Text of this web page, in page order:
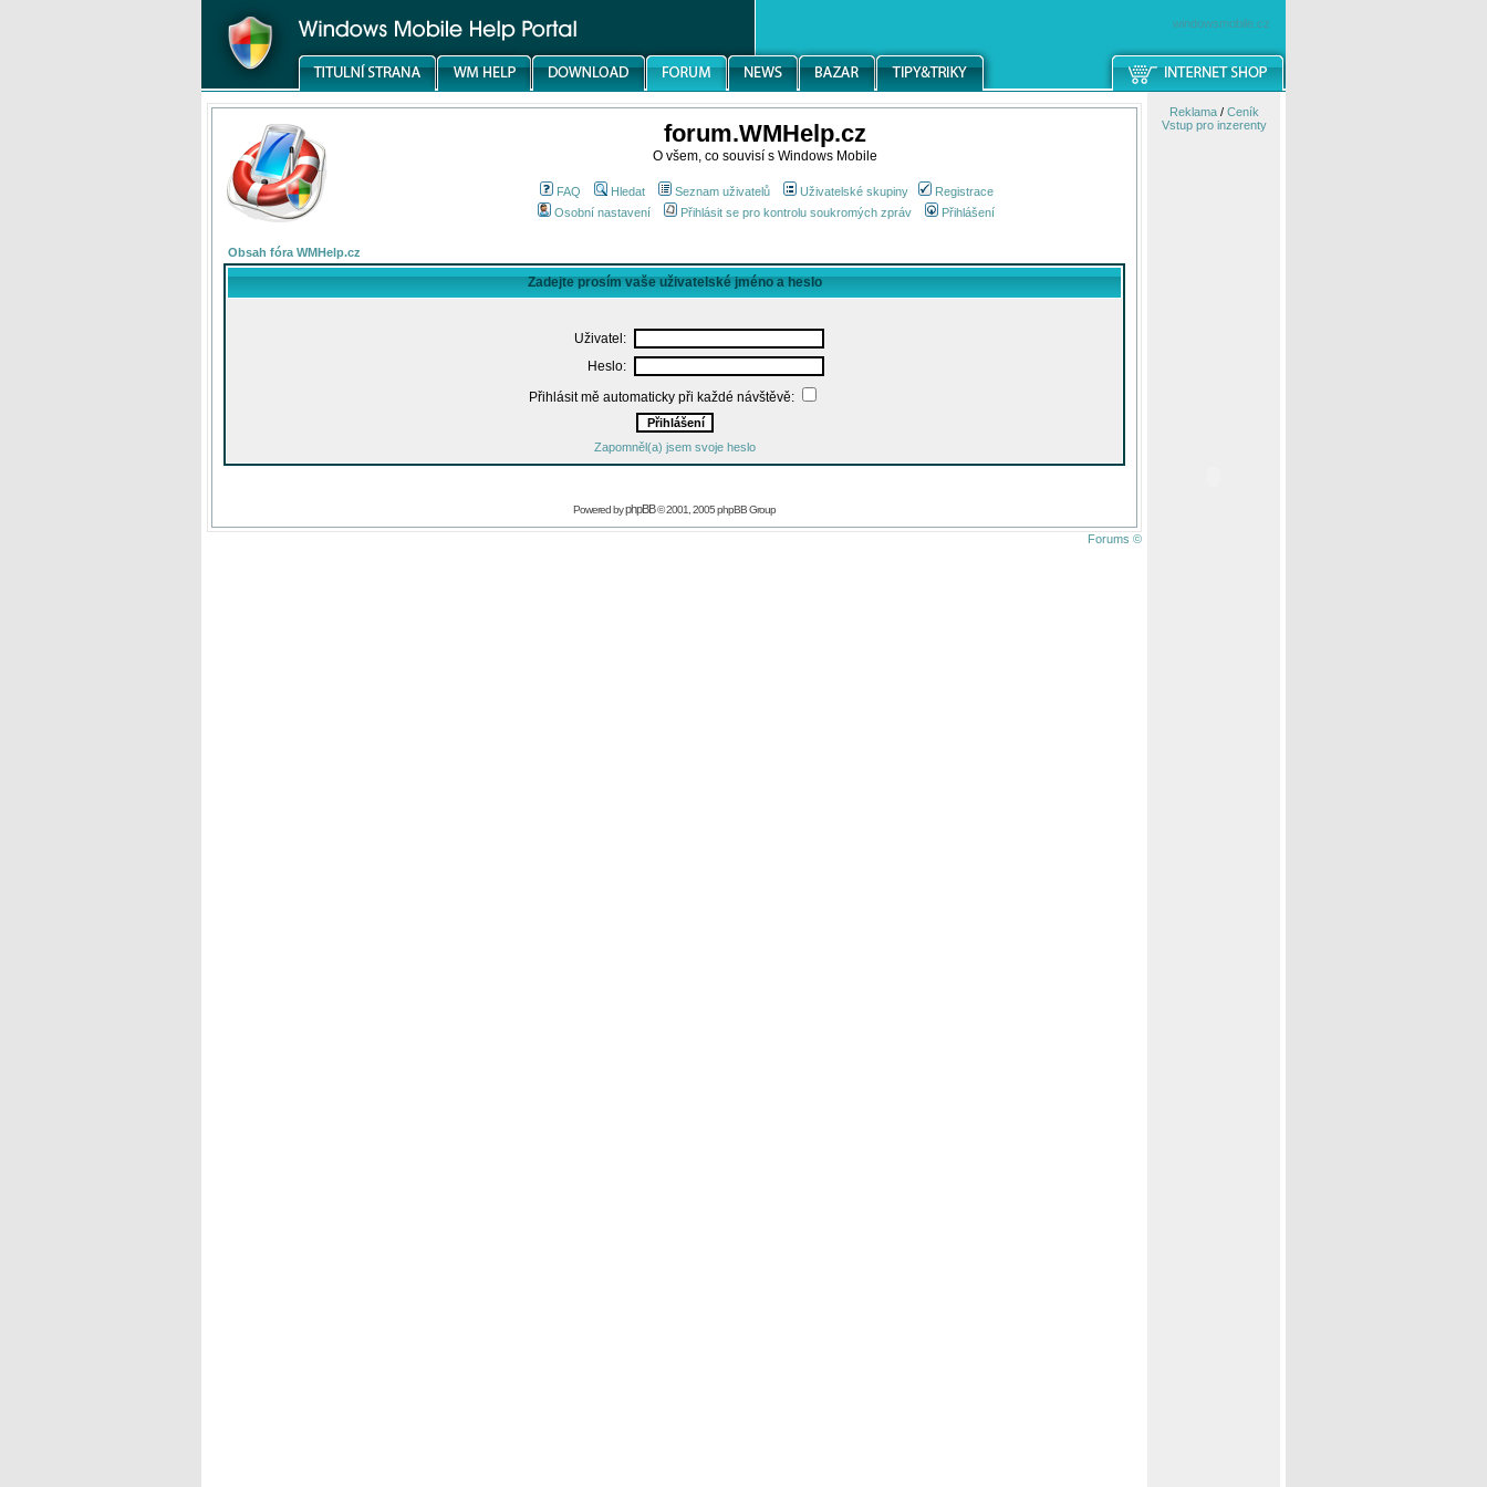
windowsmobile.cz
forum.WMHelp.cz
O všem, co souvisí s Windows Mobile
FAQ Hledat Seznam uživatelů Uživatelské skupiny
Registrace
Osobní nastavení
Přihlásit se pro kontrolu soukromých zpráv Přihlášení
Obsah fóra WMHelp.cz
Zadejte prosím vaše uživatelské jméno a heslo
Uživatel:
Heslo:
Přihlásit mě automaticky při každé návštěvě:
Zapomněl(a) jsem svoje heslo
Powered byphpBB© 2001, 2005 phpBB Group
Forums ©
Reklama/ Ceník
Vstup pro inzerenty